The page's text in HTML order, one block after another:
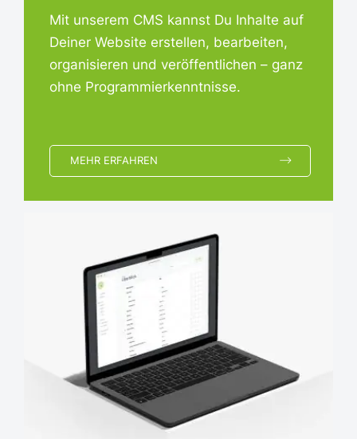
Mit unserem CMS kannst Du Inhalte auf
Deiner Website erstellen, bearbeiten,
organisieren und veröffentlichen – ganz
ohne Programmierkenntnisse.
MEHR ERFAHREN